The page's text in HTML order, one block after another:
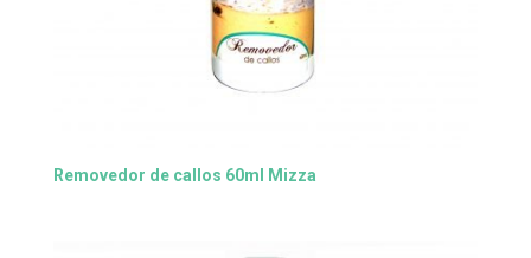
Removedor de callos 60ml Mizza